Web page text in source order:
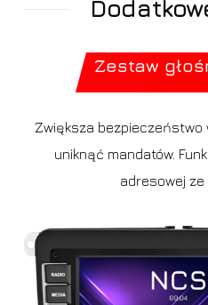
Zestaw
Zwiększa bezpieczeństwo
uniknąć mandatów.
adresowej